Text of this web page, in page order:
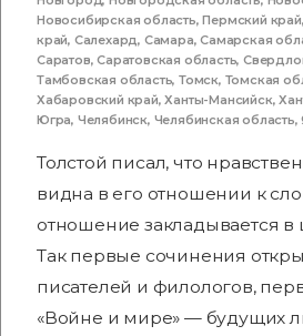
Новосибирская область,Пермский край
край, Салехард, Самара,Самарская
Саратов,Саратовская область,
Тамбовская область,Томск, Томская
Хабаровский край,Ханты-Мансийск,
Югра, Челябинск, Челябинская область,
Толстой писал, что
видна в его отношении к
отношение закладывается в
Так первые сочинения
писателей и филологов,
«Войне и мире» — будущих